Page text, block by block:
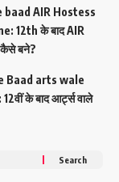
baad AIR Hostess
12th के बाद AIR
बने?
Baad arts wale
के बाद आर्ट्स वाले